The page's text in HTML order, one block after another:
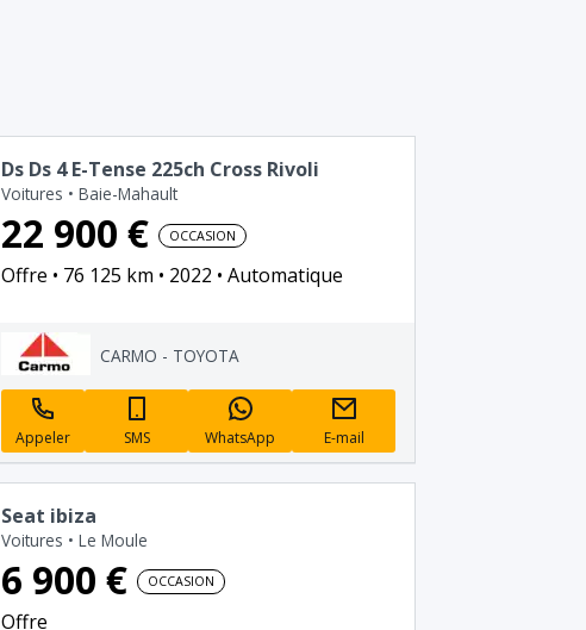
Ds Ds 4 E-Tense 225ch Cross Rivoli
Voitures • Baie-Mahault
22 900 € OCCASION
Offre 76 125 km 2022 Automatique
CARMO - TOYOTA
Appeler SMS WhatsApp E-mail
Seat ibiza
Voitures • Le Moule
6 900 € OCCASION
Offre